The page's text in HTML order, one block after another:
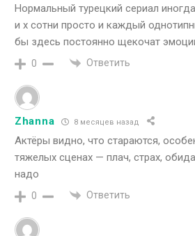
Нормальный турецкий сериал
и х сотни просто и каждый
бы здесь постоянно щекочат
0 Ответить
Zhanna 8 месяцев назад
Актёры видно, что стараются,
тяжелых сценах — плач, страх,
надо
0 Ответить